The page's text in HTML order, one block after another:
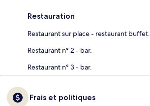
Restauration
Restaurant sur place - restaurant buffet.
Restaurant n° 2 - bar.
Restaurant n° 3 - bar.
Frais et politiques